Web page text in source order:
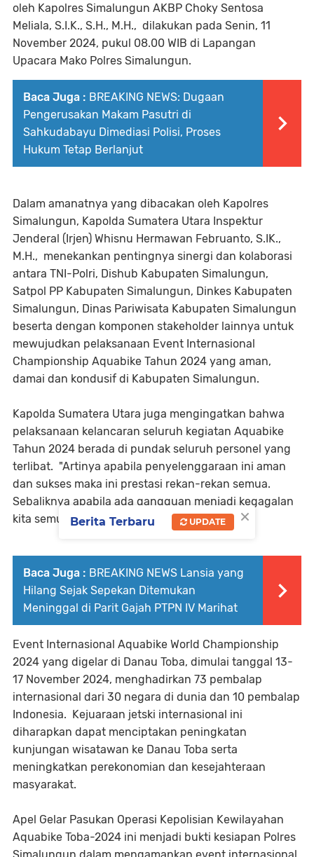
oleh Kapolres Simalungun AKBP Choky Sentosa
Meliala, S.I.K., S.H., M.H., dilakukan pada Senin, 11
November 2024, pukul 08.00 WIB di Lapangan
Upacara Mako Polres Simalungun.
Baca Juga : BREAKING NEWS: Dugaan
Pengerusakan Makam Pasutri di
Sahkudabayu Dimediasi Polisi, Proses
Hukum Tetap Berlanjut
Dalam amanatnya yang dibacakan oleh Kapolres
Simalungun, Kapolda Sumatera Utara Inspektur
Jenderal (Irjen) Whisnu Hermawan Februanto, S.IK.,
M.H., menekankan pentingnya sinergi dan kolaborasi
antara TNI-Polri, Dishub Kabupaten Simalungun,
Satpol PP Kabupaten Simalungun, Dinkes Kabupaten
Simalungun, Dinas Pariwisata Kabupaten Simalungun
beserta dengan komponen stakeholder lainnya untuk
mewujudkan pelaksanaan Event Internasional
Championship Aquabike Tahun 2024 yang aman,
damai dan kondusif di Kabupaten Simalungun.
Kapolda Sumatera Utara juga mengingatkan bahwa
pelaksanaan kelancaran seluruh kegiatan Aquabike
Tahun 2024 berada di pundak seluruh personel yang
terlibat. "Artinya apabila penyelenggaraan ini aman
dan sukses maka ini prestasi rekan-rekan semua.
Sebaliknya apabila ada gangguan menjadi kegagalan
kita semua," tegas Kapolda.
Baca Juga : BREAKING NEWS Lansia yang
Hilang Sejak Sepekan Ditemukan
Meninggal di Parit Gajah PTPN IV Marihat
Event Internasional Aquabike World Championship
2024 yang digelar di Danau Toba, dimulai tanggal 13-
17 November 2024, menghadirkan 73 pembalap
internasional dari 30 negara di dunia dan 10 pembalap
Indonesia. Kejuaraan jetski internasional ini
diharapkan dapat menciptakan peningkatan
kunjungan wisatawan ke Danau Toba serta
meningkatkan perekonomian dan kesejahteraan
masyarakat.
Apel Gelar Pasukan Operasi Kepolisian Kewilayahan
Aquabike Toba-2024 ini menjadi bukti kesiapan Polres
Simalungun dalam mengamankan event internasional
×
Berita Terbaru UPDATE